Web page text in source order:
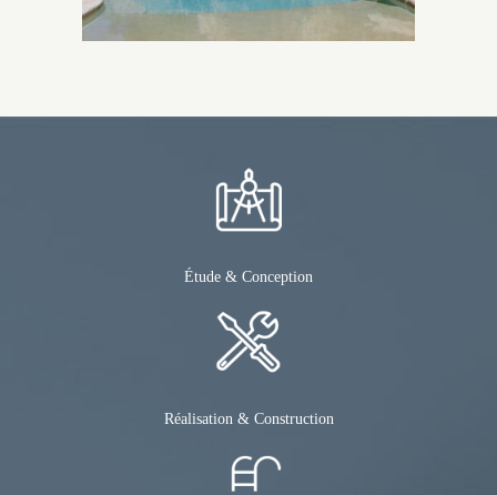
Étude & Conception
Réalisation & Construction